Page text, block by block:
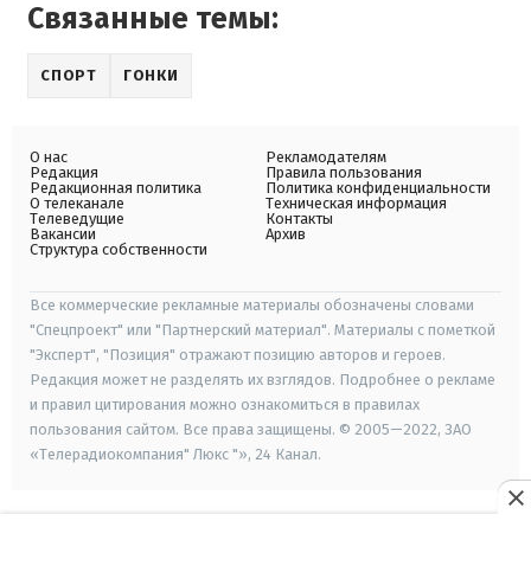
Связанные темы:
СПОРТ ГОНКИ
О нас
Редакция
Редакционная политика
О телеканале
Телеведущие
Вакансии
Структура собственности
Рекламодателям
Правила пользования
Политика конфиденциальности
Техническая информация
Контакты
Архив
Все коммерческие рекламные материалы обозначены словами
"Спецпроект" или "Партнерский материал". Материалы с пометкой
"Эксперт", "Позиция" отражают позицию авторов и героев.
Редакция может не разделять их взглядов. Подробнее о рекламе
и правил цитирования можно ознакомиться в правилах
пользования сайтом. Все права защищены. © 2005—2022, ЗАО
«Телерадиокомпания" Люкс "», 24 Канал.